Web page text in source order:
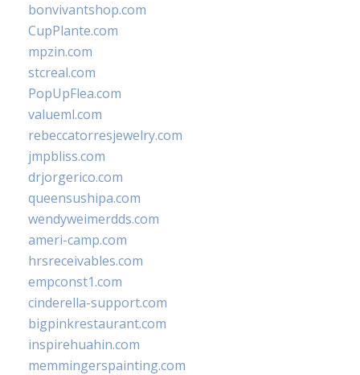
bonvivantshop.com
CupPlante.com
mpzin.com
stcreal.com
PopUpFlea.com
valueml.com
rebeccatorresjewelry.com
jmpbliss.com
drjorgerico.com
queensushipa.com
wendyweimerdds.com
ameri-camp.com
hrsreceivables.com
empconst1.com
cinderella-support.com
bigpinkrestaurant.com
inspirehuahin.com
memmingerspainting.com